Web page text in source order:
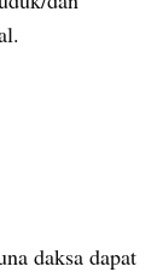
daksa dapat